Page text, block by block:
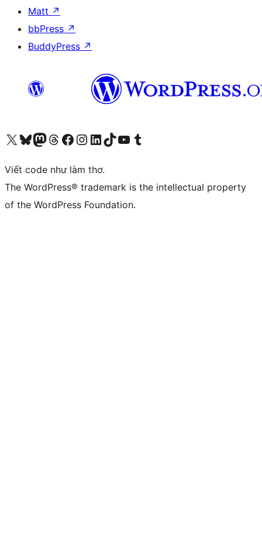
Matt ↗
bbPress ↗
BuddyPress ↗
Truy cập tài khoản X (trước đây là Twitter) của chúng tôiVisit our Bluesky account
Visit our Mastodon account
Visit our Threads account
Xem trang Facebook của chúng tôiTruy cập tài khoản Instagram của chúng tôiTruy cập tài khoản LinkedIn của chúng tôiVisit our TikTok account
Truy cập kênh YouTube của chúng tôi Visit our Tumblr account
Viết code như làm thơ.
The WordPress® trademark is the intellectual property
of the WordPress Foundation.